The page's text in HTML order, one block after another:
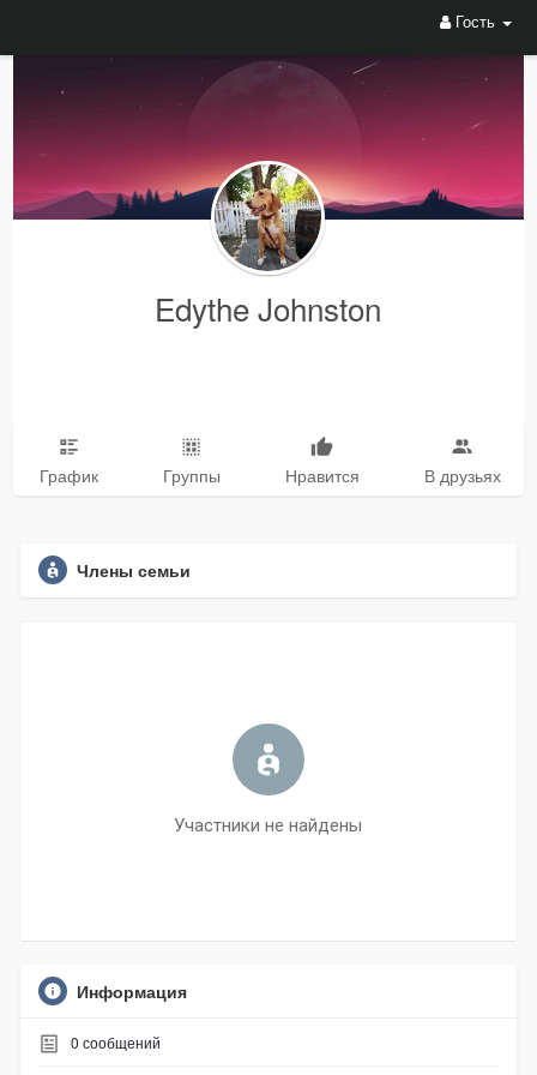
Гость
Edythe Johnston
График Группы Нравится В друзьях
Члены семьи
Участники не найдены
Информация
0 сообщений